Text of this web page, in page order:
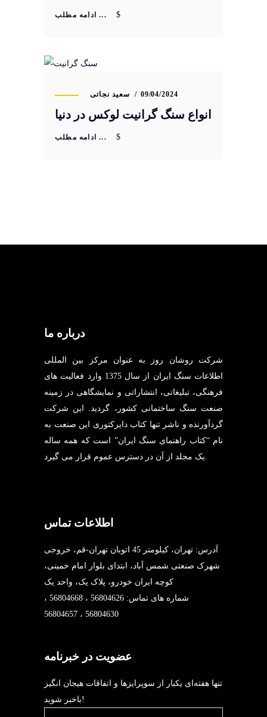
ادامه مطلب ...
سعید نجاتی 09/04/2024
انواع سنگ گرانیت لوکس در دنیا
ادامه مطلب ...
درباره ما
شرکت روشان روز به عنوان مرکز بین المللی
اطلاعات سنگ ایران از سال 1375 وارد فعالیت های
فرهنگی، تبلیغاتی، انتشاراتی و نمایشگاهی در زمینه
صنعت سنگ ساختمانی کشور، گردید. این شرکت
گردآورنده و ناشر تنها کتاب دایرکتوری این صنعت به
نام “کتاب راهنمای سنگ ایران” است که همه ساله
اطلاعات تماس
آدرس: تهران، کیلومتر 45 اتوبان تهران-قم، خروجی
شهرک صنعتی شمس آباد، ابتدای بلوار امام خمینی،
کوچه ایران خودرو، پلاک یک، واحد یک
شماره های تماس: 56804626 ، 56804668 ،
56804630 ، 56804657
عضویت در خبرنامه
تنها هفته‌ای یکبار از سوپرایزها و اتفاقات هیجان انگیز
باخبر شوید!